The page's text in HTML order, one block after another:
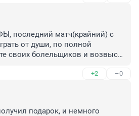
последний матч(крайний) с
от души, по полной
своих болельщиков и возвысте
получит заряд бодрости и
Башкортостана , как
завоеванных позициях и
+2 –0
подарок, и немного